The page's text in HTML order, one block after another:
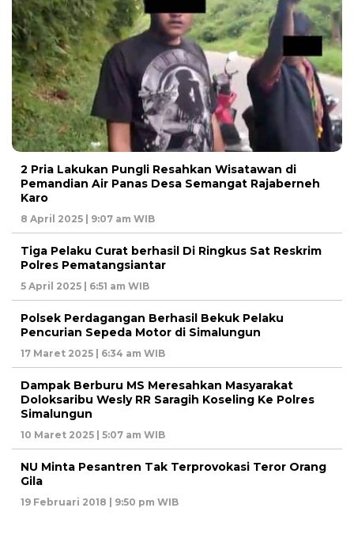
2 Pria Lakukan Pungli Resahkan Wisatawan di
Pemandian Air Panas Desa Semangat Rajaberneh
Karo
8 April 2025 | 9:07 am WIB
Tiga Pelaku Curat berhasil Di Ringkus Sat Reskrim
Polres Pematangsiantar
5 April 2025 | 6:51 am WIB
Polsek Perdagangan Berhasil Bekuk Pelaku
Pencurian Sepeda Motor di Simalungun
17 Maret 2025 | 6:34 am WIB
Dampak Berburu MS Meresahkan Masyarakat
Doloksaribu Wesly RR Saragih Koseling Ke Polres
Simalungun
10 Maret 2025 | 5:07 am WIB
NU Minta Pesantren Tak Terprovokasi Teror Orang
Gila
19 Februari 2018 | 9:50 pm WIB